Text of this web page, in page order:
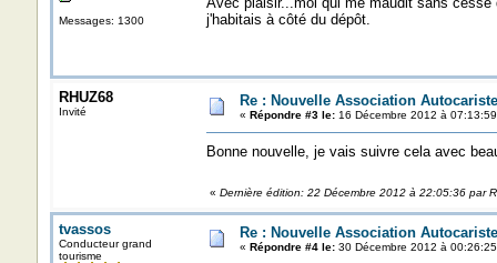
Messages: 1300
j'habitais à côté du dépôt.
RHUZ68
Invité
Re : Nouvelle Association
« Répondre #3 le:16 Décembre 2012 à
Bonne nouvelle, je vais suivre cela avec
« Dernière édition: 22 Décembre 2012 à 22:05:36 par
tvassos
Conducteur grand
tourisme
Re : Nouvelle Association
« Répondre #4 le:30 Décembre 2012 à